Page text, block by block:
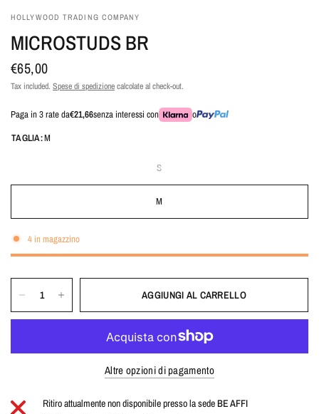
HOLLYWOOD TRADING COMPANY
MICROSTUDS BR
€65,00
Tax included. Spese di spedizionecalcolate al check-out.
Paga in 3 rate da€21,66senza interessi con
o
TAGLIA:M
S
M
4 in magazzino
AGGIUNGI AL CARRELLO
Altre opzioni di pagamento
Ritiro attualmente non disponibile presso la sedeBE AFFI